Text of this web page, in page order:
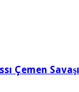
Çemen Savaşı